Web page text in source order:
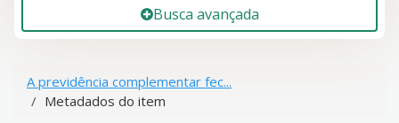
Busca avançada
A previdência complementar fec...
Metadados do item